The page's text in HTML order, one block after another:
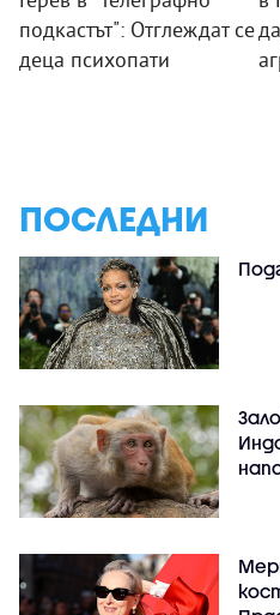
подкастът": Отглеждат се
деца психопати
ПОСЛЕДНИ